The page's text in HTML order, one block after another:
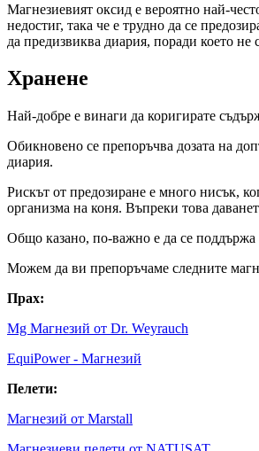
Магнезиевият оксид е вероятно най-
недостиг, така че е трудно да се
да предизвиква диария, поради което не
Хранене
Най-добре е винаги да коригирате
Обикновено се препоръчва дозата на
диария.
Рискът от предозиране е много нисък,
организма на коня. Въпреки това
Общо казано, по-важно е да се поддържа
Можем да ви препоръчаме следните
Прах:
Mg Магнезий от Dr. Weyrauch
EquiPower - Магнезий
Пелети:
Магнезий от Marstall